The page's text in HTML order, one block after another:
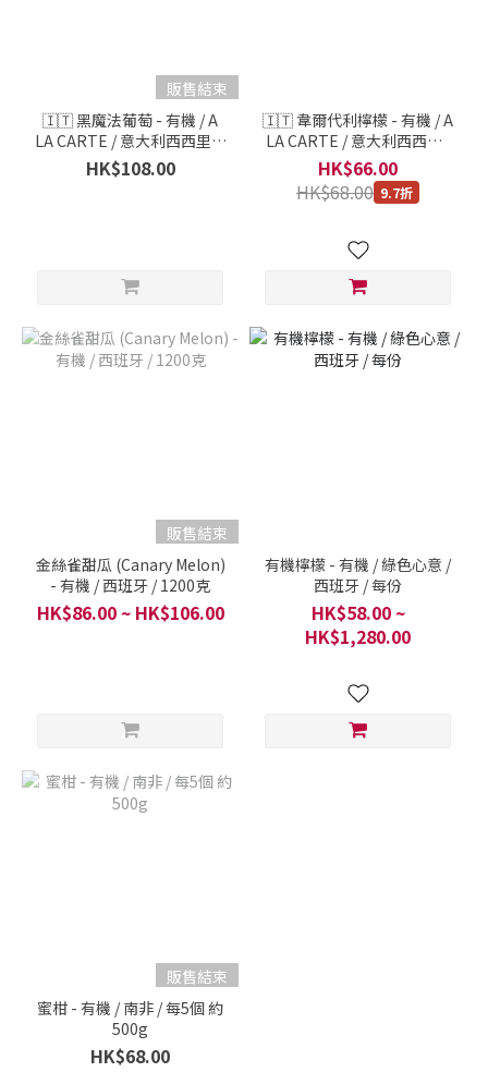
販售結束
🇮🇹 黑魔法葡萄 - 有機 / A
LA CARTE / 意大利西西里島
/ 每 1 份 500克
HK$108.00
🇮🇹 韋爾代利檸檬 - 有機 / A
LA CARTE / 意大利西西里 /
每 1 份 500克
HK$66.00
HK$68.00 9.7折
販售結束
金絲雀甜瓜 (Canary Melon)
- 有機 / 西班牙 / 1200克
HK$86.00 ~ HK$106.00
有機檸檬 - 有機 / 綠色心意 /
西班牙 / 每份
HK$58.00 ~
HK$1,280.00
販售結束
蜜柑 - 有機 / 南非 / 每5個 約
500g
HK$68.00